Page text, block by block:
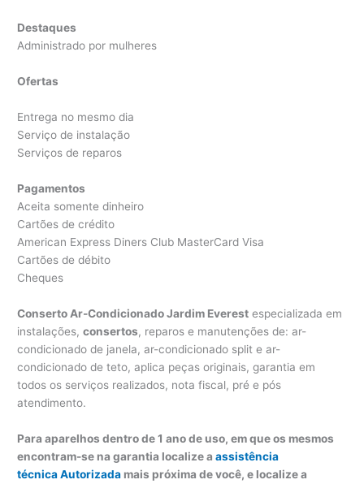
Destaques
Administrado por mulheres
Ofertas
Entrega no mesmo dia
Serviço de instalação
Serviços de reparos
Pagamentos
Aceita somente dinheiro
Cartões de crédito
American Express Diners Club MasterCard Visa
Cartões de débito
Cheques
Conserto Ar-Condicionado Jardim Everest especializada em
instalações,consertos, reparos e manutenções de: ar-
condicionado de janela, ar-condicionado split e ar-
condicionado de teto, aplica peças originais, garantia em
todos os serviços realizados, nota fiscal, pré e pós
atendimento.
Para aparelhos dentro de 1 ano de uso, em que os mesmos
encontram-se na garantia localize aassistência
técnica Autorizada mais próxima de você, e localize a